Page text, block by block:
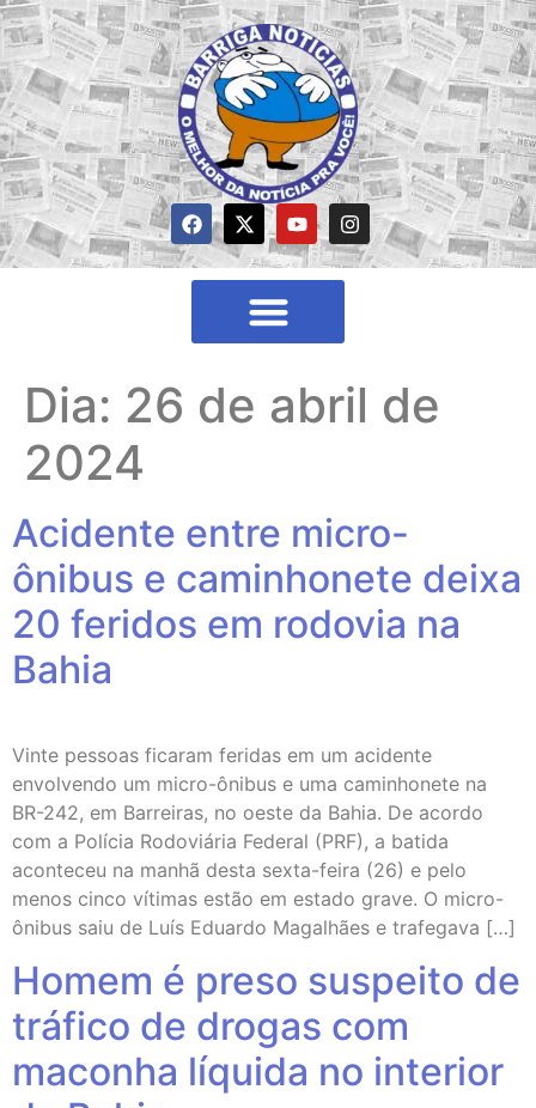
Dia: 26 de abril de
2024
Acidente entre micro-
ônibus e caminhonete deixa
20 feridos em rodovia na
Bahia
Vinte pessoas ficaram feridas em um acidente
envolvendo um micro-ônibus e uma caminhonete na
BR-242, em Barreiras, no oeste da Bahia. De acordo
com a Polícia Rodoviária Federal (PRF), a batida
aconteceu na manhã desta sexta-feira (26) e pelo
menos cinco vítimas estão em estado grave. O micro-
ônibus saiu de Luís Eduardo Magalhães e trafegava […]
Homem é preso suspeito de
tráfico de drogas com
maconha líquida no interior